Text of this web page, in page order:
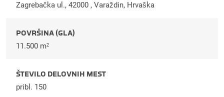
Zagrebačka ul., 42000 , Varaždin, Hrvaška
POVRŠINA (GLA)
11.500 m2
ŠTEVILO DELOVNIH MEST
pribl. 150